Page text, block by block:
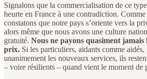
Signalons que la commercialisation de ce
heurte en France à une contradiction.
constatons que notre pays s’oriente vers la
alors même que nous avons une culture
gratuité. Nous ne payons quasiment jamais
prix. Si les particuliers, aidants comme
unanimement les nouveaux services, ils
– voire résilients – quand vient le moment de